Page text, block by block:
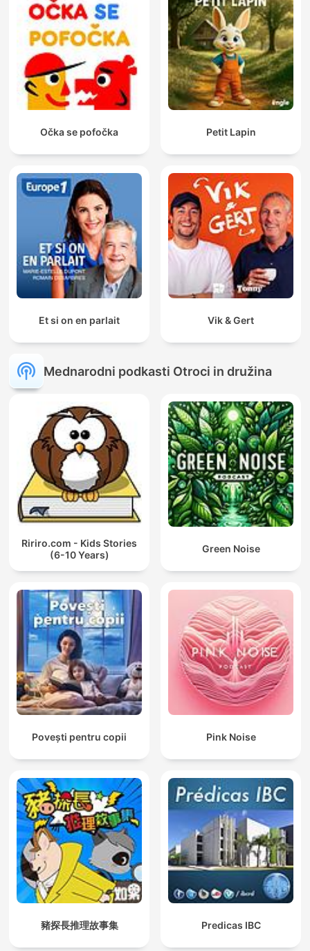
Očka se pofočka Petit Lapin
Et si on en parlait Vik & Gert
Mednarodni podkasti Otroci in družina
Ririro.com - Kids Stories
(6-10 Years)
Green Noise
Povești pentru copii Pink Noise
豬探長推理故事集 Predicas IBC